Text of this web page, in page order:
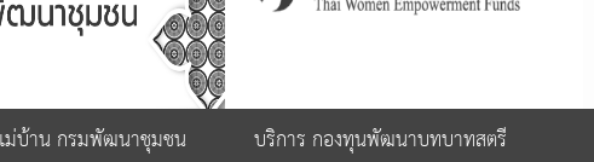
บ้าน กรมพัฒนาชุมชน บริการ กองทุนพัฒนาบทบาทสตรี